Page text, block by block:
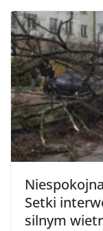
Setki
silnym